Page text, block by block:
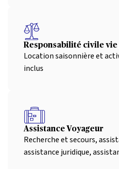
Responsabilité civile
Location saisonnière et
inclus
Assistance Voyageur
Recherche et secours,
assistance juridique,